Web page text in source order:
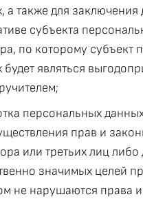
а также для заключения
субъекта
по которому субъект
являться
персональных
прав и
или третьих лиц
значимых целей
не нарушаются права